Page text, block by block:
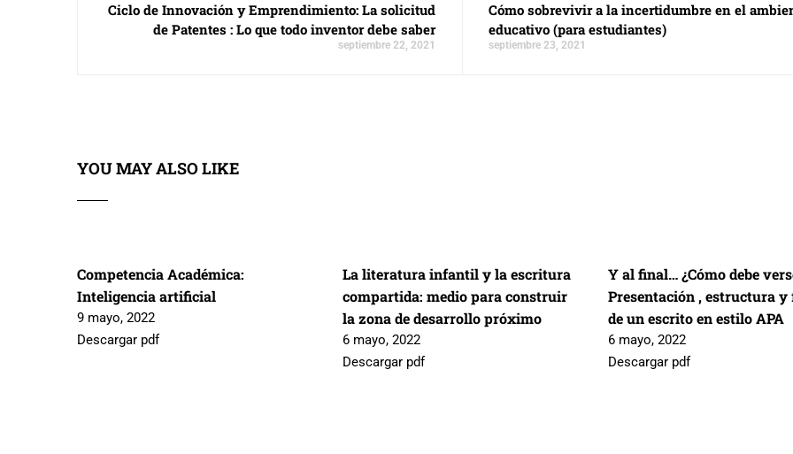
Ciclo de Innovación y Emprendimiento: La solicitud
de Patentes : Lo que todo inventor debe saber
septiembre 22, 2021
Cómo sobrevivir a la incertidumbre en el
educativo (para estudiantes)
septiembre 23, 2021
YOU MAY ALSO LIKE
Competencia Académica:
Inteligencia artificial
9 mayo, 2022
Descargar pdf
La literatura infantil y la escritura
compartida: medio para construir
la zona de desarrollo próximo
6 mayo, 2022
Descargar pdf
Y al final… ¿Cómo debe
Presentación , estructura
de un escrito en estilo APA
6 mayo, 2022
Descargar pdf